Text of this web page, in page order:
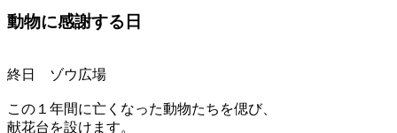
動物に感謝する日
終日 ゾウ広場
この１年間に亡くなった動物たちを偲び、
献花台を設けます。